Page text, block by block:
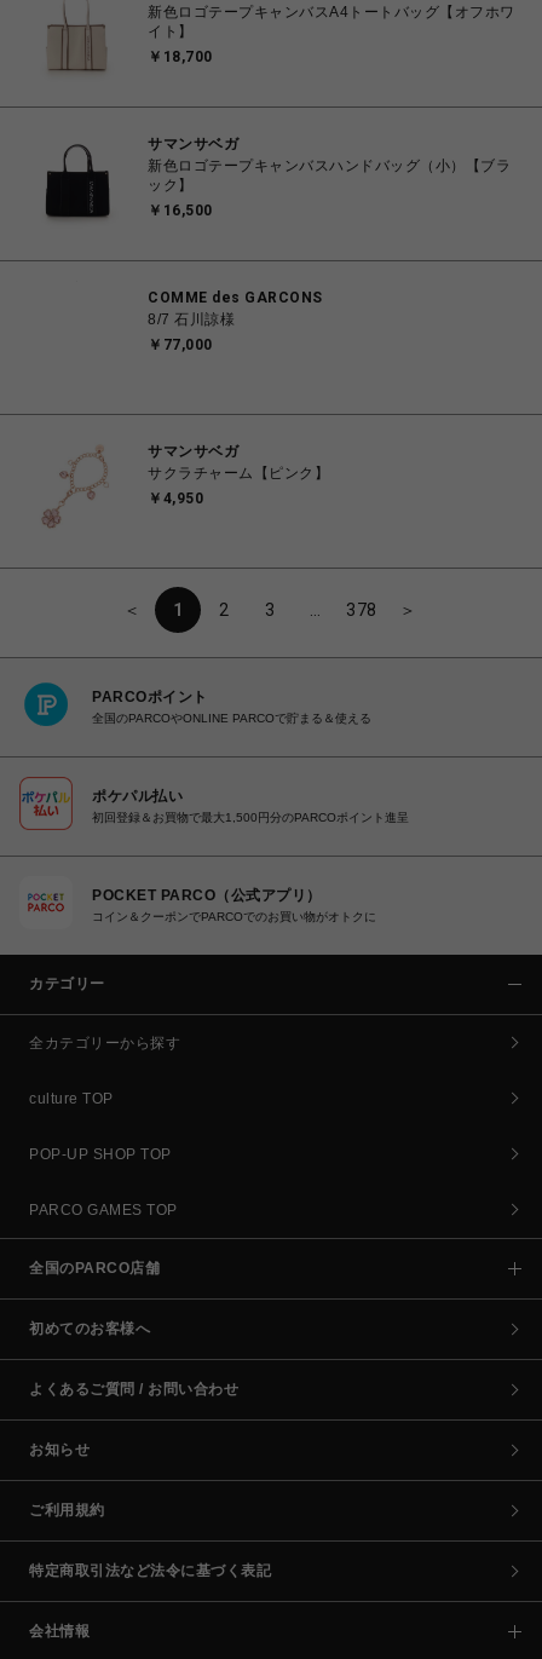
新色ロゴテープキャンバスA4トートバッグ【オフホワ
イト】
￥18,700
サマンサベガ
新色ロゴテープキャンバスハンドバッグ（小）【ブラ
ック】
￥16,500
COMME des GARCONS
8/7 石川諒様
￥77,000
サマンサベガ
サクラチャーム【ピンク】
￥4,950
＜ 1 2 3 378 ＞
PARCOポイント
全国のPARCOやONLINE PARCOで貯まる＆使える
ポケパル払い
初回登録＆お買物で最大1,500円分のPARCOポイント進呈
POCKET PARCO（公式アプリ）
コイン＆クーポンでPARCOでのお買い物がオトクに
カテゴリー
全カテゴリーから探す
culture TOP
POP-UP SHOP TOP
PARCO GAMES TOP
全国のPARCO店舗
初めてのお客様へ
よくあるご質問 / お問い合わせ
お知らせ
ご利用規約
特定商取引法など法令に基づく表記
会社情報